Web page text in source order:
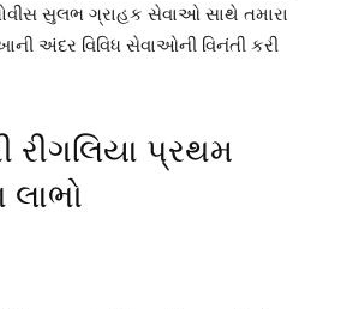
સુલભ ગ્રાહક સેવાઓ સાથે તમારા
અંદર વિવિધ સેવાઓની વિનંતી કરી
પ્રથમ
લાભો